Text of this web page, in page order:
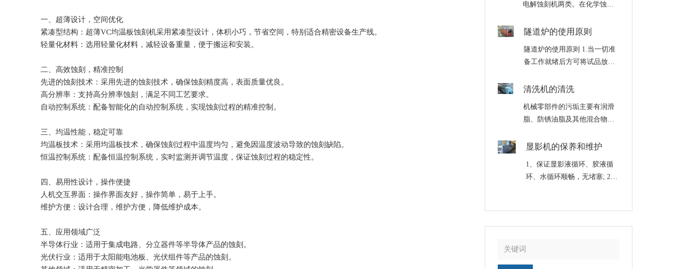
一、超薄设计，空间优化
紧凑型结构：超薄VC均温板蚀刻机采用紧凑型设计，体积小巧，节省空间，特别适合精密设备生产线。
轻量化材料：选用轻量化材料，减轻设备重量，便于搬运和安装。
二、高效蚀刻，精准控制
先进的蚀刻技术：采用先进的蚀刻技术，确保蚀刻精度高，表面质量优良。
高分辨率：支持高分辨率蚀刻，满足不同工艺要求。
自动控制系统：配备智能化的自动控制系统，实现蚀刻过程的精准控制。
三、均温性能，稳定可靠
均温板技术：采用均温板技术，确保蚀刻过程中温度均匀，避免因温度波动导致的蚀刻缺陷。
恒温控制系统：配备恒温控制系统，实时监测并调节温度，保证蚀刻过程的稳定性。
四、易用性设计，操作便捷
人机交互界面：操作界面友好，操作简单，易于上手。
维护方便：设计合理，维护方便，降低维护成本。
五、应用领域广泛
半导体行业：适用于集成电路、分立器件等半导体产品的蚀刻。
光伏行业：适用于太阳能电池板、光伏组件等产品的蚀刻。
电解蚀刻机两类。在化学蚀刻
反应以达到蚀刻的目的，化学
物理撞击作用而移除的技术。
电蚀刻是利用金属在以自来水
隧道炉的使用原则
隧道炉的使用原则 1.当一切准
备工作就绪后方可将试品放入
源，红色指示灯亮表示箱内已
时，红灯熄灭绿灯亮，开始恒
温。为了防止温控失灵，还必
清洗机的清洗
机械零部件的污垢主要有润滑
脂、防锈油脂及其他混合物组
液清洗、电化学清洗，也可采
清洗机清洗是一个清洗的专门
类别，属工业清洗。 采用碱性
显影机的保养和维护
1、保证显影液循环、胶液循
环、水循环顺畅，无堵塞; 2、
换一次(建议使用100u滤芯);